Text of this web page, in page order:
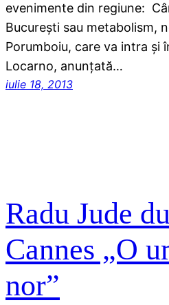
evenimente din regiune:
Bucureşti sau metabolism,
Porumboiu, care va intra şi
Locarno, anunţată…
iulie 18, 2013
Radu Jude
Cannes „O
nor”